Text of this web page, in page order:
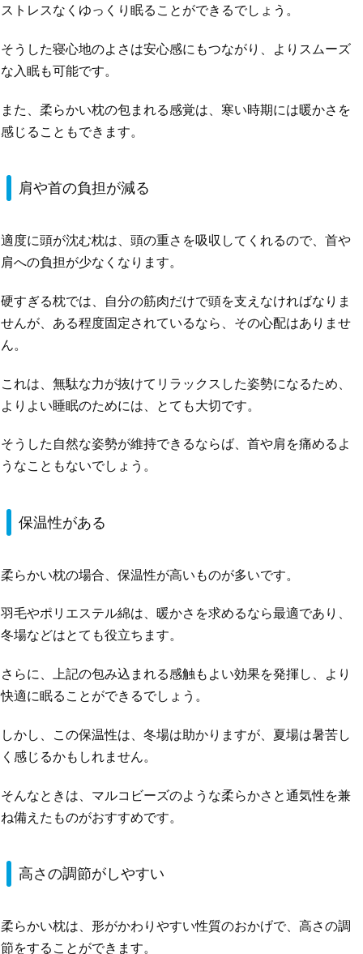
ストレスなくゆっくり眠ることができるでしょう。
そうした寝心地のよさは安心感にもつながり、よりスムーズ
な入眠も可能です。
また、柔らかい枕の包まれる感覚は、寒い時期には暖かさを
感じることもできます。
肩や首の負担が減る
適度に頭が沈む枕は、頭の重さを吸収してくれるので、首や
肩への負担が少なくなります。
硬すぎる枕では、自分の筋肉だけで頭を支えなければなりま
せんが、ある程度固定されているなら、その心配はありませ
ん。
これは、無駄な力が抜けてリラックスした姿勢になるため、
よりよい睡眠のためには、とても大切です。
そうした自然な姿勢が維持できるならば、首や肩を痛めるよ
うなこともないでしょう。
保温性がある
柔らかい枕の場合、保温性が高いものが多いです。
羽毛やポリエステル綿は、暖かさを求めるなら最適であり、
冬場などはとても役立ちます。
さらに、上記の包み込まれる感触もよい効果を発揮し、より
快適に眠ることができるでしょう。
しかし、この保温性は、冬場は助かりますが、夏場は暑苦し
く感じるかもしれません。
そんなときは、マルコビーズのような柔らかさと通気性を兼
ね備えたものがおすすめです。
高さの調節がしやすい
柔らかい枕は、形がかわりやすい性質のおかげで、高さの調
節をすることができます。